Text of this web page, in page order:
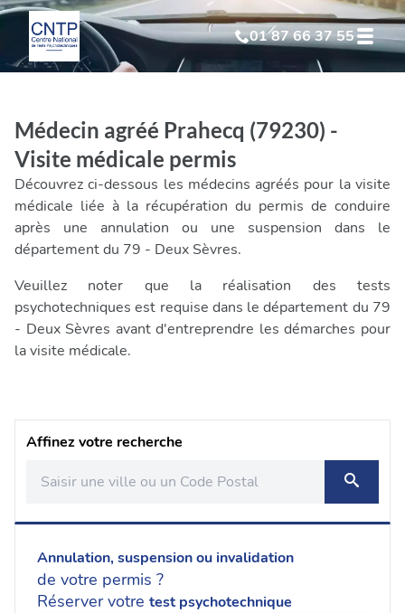
01 87 66 37 55
Test Psychotechnique suite à annulation
Test Psychotechniquesuite à invalidation
Test Psychotechnique professionnel
Médecin agréé Prahecq (79230) -
Visite médicale permis
Découvrez ci-dessous les médecins agréés pour la visite
médicale liée à la récupération du permis de conduire
après une annulation ou une suspension dans le
département du 79 - Deux Sèvres.
Veuillez noter que la réalisation des tests
psychotechniques est requise dans le département du 79
- Deux Sèvres avant d'entreprendre les démarches pour
la visite médicale.
Affinez votre recherche
Annulation, suspension ou invalidation
de votre permis ?
Réserver votre test psychotechnique